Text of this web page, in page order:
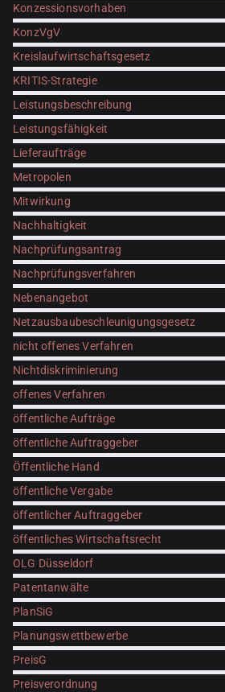
Konzessionsvorhaben
KonzVgV
Kreislaufwirtschaftsgesetz
KRITIS-Strategie
Leistungsbeschreibung
Leistungsfähigkeit
Lieferaufträge
Metropolen
Mitwirkung
Nachhaltigkeit
Nachprüfungsantrag
Nachprüfungsverfahren
Nebenangebot
Netzausbaubeschleunigungsgesetz
nicht offenes Verfahren
Nichtdiskriminierung
offenes Verfahren
öffentliche Aufträge
öffentliche Auftraggeber
Öffentliche Hand
öffentliche Vergabe
öffentlicher Auftraggeber
öffentliches Wirtschaftsrecht
OLG Düsseldorf
Patentanwälte
PlanSiG
Planungswettbewerbe
PreisG
Preisverordnung